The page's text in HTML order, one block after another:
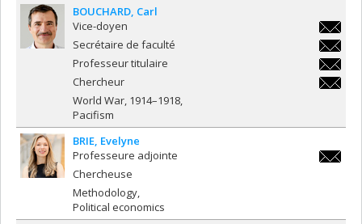
BOUCHARD Carl
Vice-doyen
Secrétaire de faculté
Professeur titulaire
Chercheur
World War, 1914–1918
Pacifism
BRIE Evelyne
Professeure adjointe
Chercheuse
Methodology
Political economics